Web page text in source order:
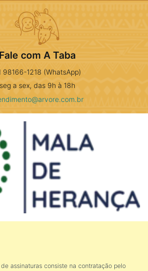
Fale com A Taba
98166-1218 (WhatsApp)
seg a sex, das 9h à 18h
assinaturas consiste na contratação pelo